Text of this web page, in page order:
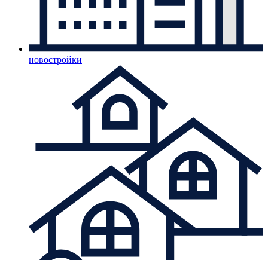
новостройки